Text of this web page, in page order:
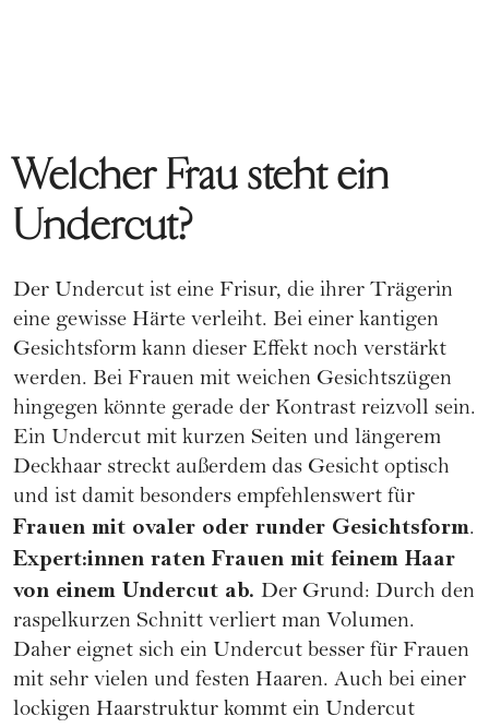
Welcher Frau steht ein
Undercut?
Der Undercut ist eine Frisur, die ihrer Trägerin
eine gewisse Härte verleiht. Bei einer kantigen
Gesichtsform kann dieser Effekt noch verstärkt
werden. Bei Frauen mit weichen Gesichtszügen
hingegen könnte gerade der Kontrast reizvoll sein.
Ein Undercut mit kurzen Seiten und längerem
Deckhaar streckt außerdem das Gesicht optisch
und ist damit besonders empfehlenswert für
Frauen mit ovaler oder runder Gesichtsform.
Expert:innen raten Frauen mit feinem Haar
von einem Undercut ab. Der Grund: Durch den
raspelkurzen Schnitt verliert man Volumen.
Daher eignet sich ein Undercut besser für Frauen
mit sehr vielen und festen Haaren. Auch bei einer
lockigen Haarstruktur kommt ein Undercut